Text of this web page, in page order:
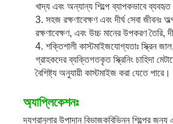
খাদ্য এবং অন্যান্য শিল্পে ব্যাপকভাবে
3. সহজ রক্ষণাবেক্ষণ এবং দীর্ঘ সেবা জীবনঃ
রক্ষণাবেক্ষণ, এবং উচ্চ মানের উপকরণ তৈরি,
4. শক্তিশালী কাস্টমাইজযোগ্যতাঃ স্ক্রিন
গ্রাহকদের ব্যক্তিগতকৃত স্ক্রিনিং চাহিদা
বৈশিষ্ট্য অনুযায়ী কাস্টমাইজ করা যেতে পারে।
অ্যাপ্লিকেশনঃ
দ্যগ্রানুলার উপাদান বিভাজকবিভিন্ন শিল্পের জন্য